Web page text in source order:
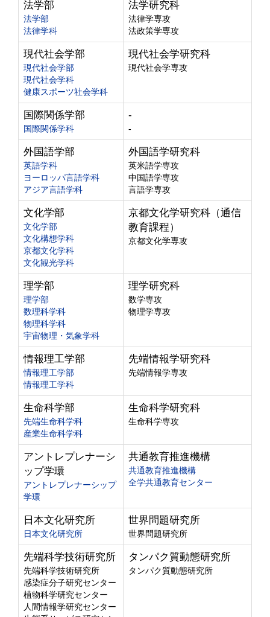
法学部
法学部
法律学科
法学研究科
法律学専攻
法政策学専攻
現代社会学部
現代社会学部
現代社会学科
健康スポーツ社会学科
現代社会学研究科
現代社会学専攻
国際関係学部
国際関係学科
-
-
外国語学部
英語学科
ヨーロッパ言語学科
アジア言語学科
外国語学研究科
英米語学専攻
中国語学専攻
言語学専攻
文化学部
文化学部
文化構想学科
京都文化学科
文化観光学科
京都文化学研究科（通信
教育課程）
京都文化学専攻
理学部
理学部
数理科学科
物理科学科
宇宙物理・気象学科
理学研究科
数学専攻
物理学専攻
情報理工学部
情報理工学部
情報理工学科
先端情報学研究科
先端情報学専攻
生命科学部
先端生命科学科
産業生命科学科
生命科学研究科
生命科学専攻
アントレプレナーシ
ップ学環
アントレプレナーシップ
学環
共通教育推進機構
共通教育推進機構
全学共通教育センター
日本文化研究所
日本文化研究所
世界問題研究所
世界問題研究所
先端科学技術研究所
先端科学技術研究所
感染症分子研究センター
植物科学研究センター
人間情報学研究センター
タンパク質動態研究所
タンパク質動態研究所